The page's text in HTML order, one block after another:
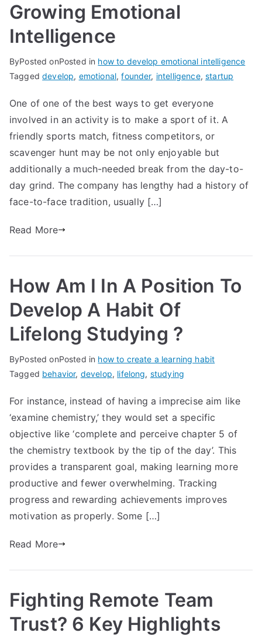
Growing Emotional
Intelligence
ByPosted onPosted in how to develop emotional intelligence
Taggeddevelop, emotional,founder, intelligence,startup
One of one of the best ways to get everyone
involved in an activity is to make a sport of it. A
friendly sports match, fitness competitors, or
scavenger hunt may be not only enjoyable but
additionally a much-needed break from the day-to-
day grind. The company has lengthy had a history of
face-to-face tradition, usually […]
Read More
How Am I In A Position To
Develop A Habit Of
Lifelong Studying ?
ByPosted onPosted in how to create a learning habit
Tagged behavior, develop, lifelong, studying
For instance, instead of having a imprecise aim like
‘examine chemistry,’ they would set a specific
objective like ‘complete and perceive chapter 5 of
the chemistry textbook by the tip of the day’. This
provides a transparent goal, making learning more
productive and fewer overwhelming. Tracking
progress and rewarding achievements improves
motivation as properly. Some […]
Read More
Fighting Remote Team
Trust? 6 Key Highlights